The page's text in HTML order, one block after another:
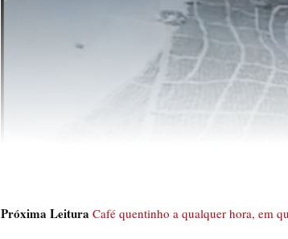
Próxima Leitura Café quentinho a qualquer hora, em